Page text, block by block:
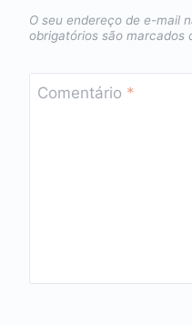
O seu endereço de e-mail
obrigatórios são marcados
Comentário *